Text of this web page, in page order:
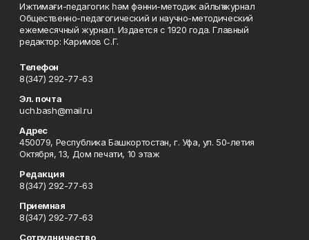
Ижтимағи-педагогик һәм фәнни-методик айлыҡ журнал
Общественно-педагогический и научно-методический
ежемесячный журнал. Издается с 1920 года. Главный
редактор: Каримов С.Г.
Телефон
8(347) 292-77-63
Эл. почта
uch.bash@mail.ru
Адрес
450079, Республика Башкортостан, г. Уфа, ул. 50-летия
Октября, 13, Дом печати, 10 этаж
Редакция
8(347) 292-77-63
Приемная
8(347) 292-77-63
Сотрудничество